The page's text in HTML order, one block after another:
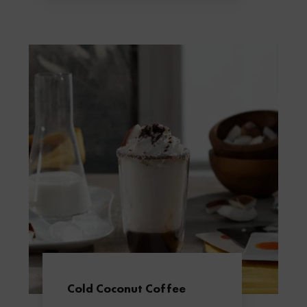
Cold Coconut Coffee